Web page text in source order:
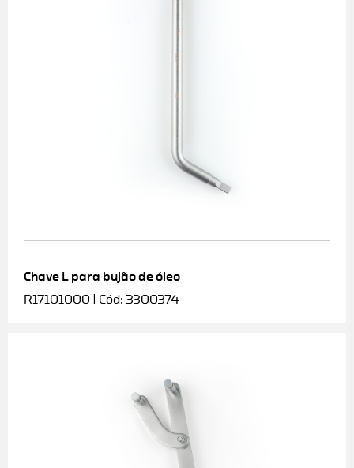
Chave L para bujão de óleo
R17101000 | Cód: 3300374